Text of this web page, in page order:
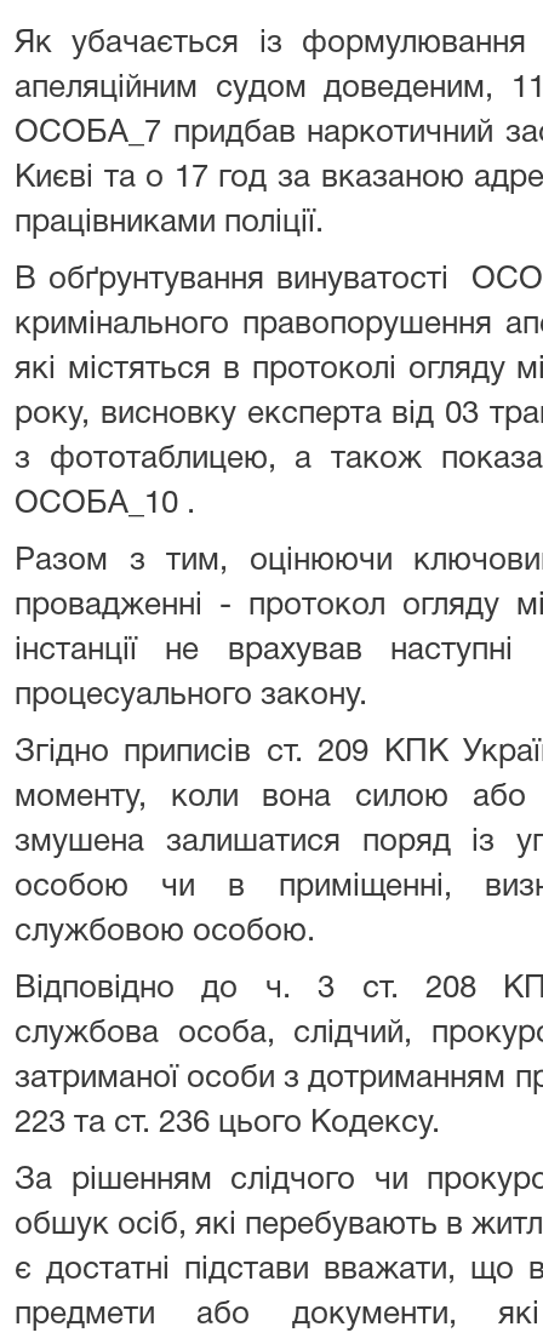
Як убачається із формулювання
апеляційним судом доведеним,
ОСОБА_7 придбав наркотичний
Києві та о 17 год за вказаною
працівниками поліції.
В обґрунтування винуватості
кримінального правопорушення
які містяться в протоколі огляду
року, висновку експерта від 03
з фототаблицею, а також
ОСОБА_10 .
Разом з тим, оцінюючи
провадженні - протокол огляду
інстанції не врахував
процесуального закону.
Згідно приписів ст. 209 КПК
моменту, коли вона силою або
змушена залишатися поряд із
особою чи в приміщенні,
службовою особою.
Відповідно до ч. 3 ст. 208
службова особа, слідчий,
затриманої особи з дотриманням
223 та ст. 236 цього Кодексу.
За рішенням слідчого чи
обшук осіб, які перебувають в
є достатні підстави вважати, що
предмети або документи,